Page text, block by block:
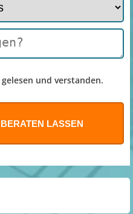
gelesen und verstanden.